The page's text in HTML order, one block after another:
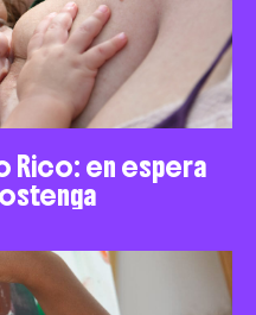
Rico: en espera